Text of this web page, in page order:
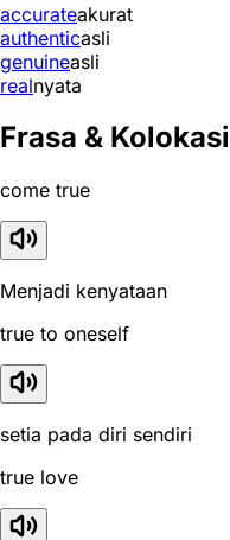
accurateakurat
authenticasli
genuineasli
realnyata
Frasa & Kolokasi
come true
Menjadi kenyataan
true to oneself
setia pada diri sendiri
true love